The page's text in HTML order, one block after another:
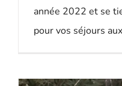
année 2022 et se
pour vos séjours